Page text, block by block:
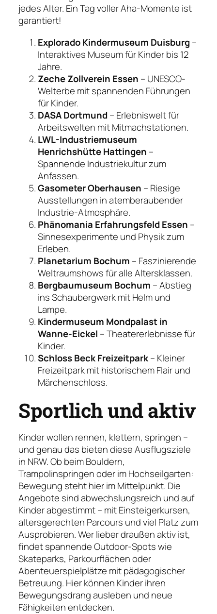
jedes Alter. Ein Tag voller Aha-Momente ist
garantiert!
Explorado Kindermuseum Duisburg –
Interaktives Museum für Kinder bis 12
Jahre.
Zeche Zollverein Essen – UNESCO-
Welterbe mit spannenden Führungen
für Kinder.
DASA Dortmund– Erlebniswelt für
Arbeitswelten mit Mitmachstationen.
LWL-Industriemuseum
Henrichshütte Hattingen –
Spannende Industriekultur zum
Anfassen.
Gasometer Oberhausen – Riesige
Ausstellungen in atemberaubender
Industrie-Atmosphäre.
Phänomania Erfahrungsfeld Essen –
Sinnesexperimente und Physik zum
Erleben.
Planetarium Bochum – Faszinierende
Weltraumshows für alle Altersklassen.
Bergbaumuseum Bochum – Abstieg
ins Schaubergwerk mit Helm und
Lampe.
Kindermuseum Mondpalast in
Wanne-Eickel – Theatererlebnisse für
Kinder.
Schloss Beck Freizeitpark– Kleiner
Freizeitpark mit historischem Flair und
Märchenschloss.
Sportlich und aktiv
Kinder wollen rennen, klettern, springen –
und genau das bieten diese Ausflugsziele
in NRW. Ob beim Bouldern,
Trampolinspringen oder im Hochseilgarten:
Bewegung steht hier im Mittelpunkt. Die
Angebote sind abwechslungsreich und auf
Kinder abgestimmt – mit Einsteigerkursen,
altersgerechten Parcours und viel Platz zum
Ausprobieren. Wer lieber draußen aktiv ist,
findet spannende Outdoor-Spots wie
Skateparks, Parkourflächen oder
Abenteuerspielplätze mit pädagogischer
Betreuung. Hier können Kinder ihren
Bewegungsdrang ausleben und neue
Fähigkeiten entdecken.